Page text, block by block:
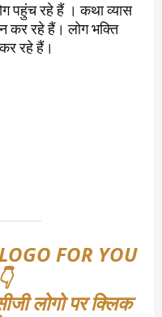
पहुंच रहे हैं । कथा व्यास
कर रहे हैं। लोग भक्ति
रहे हैं।
FOR YOU
लोगो पर क्लिक